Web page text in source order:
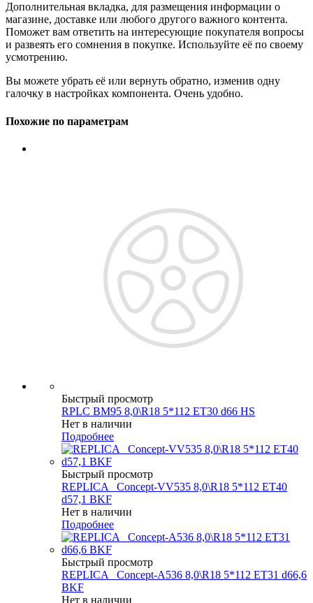
Дополнительная вкладка, для размещения информации о
магазине, доставке или любого другого важного контента.
Поможет вам ответить на интересующие покупателя вопросы
и развеять его сомнения в покупке. Используйте её по своему
усмотрению.
Вы можете убрать её или вернуть обратно, изменив одну
галочку в настройках компонента. Очень удобно.
Похожие по параметрам
Быстрый просмотр
RPLC BM95 8,0\R18 5*112 ET30 d66 HS
Нет в наличии
Подробнее
Быстрый просмотр
REPLICA _Concept-VV535 8,0\R18 5*112 ET40
d57,1 BKF
Нет в наличии
Подробнее
Быстрый просмотр
REPLICA _Concept-A536 8,0\R18 5*112 ET31 d66,6
BKF
Нет в наличии